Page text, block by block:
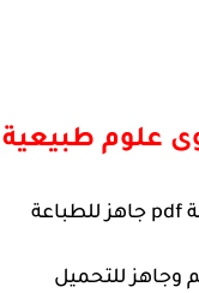
علوم
pdf جاهز للطباعة
وجاهز للتحميل